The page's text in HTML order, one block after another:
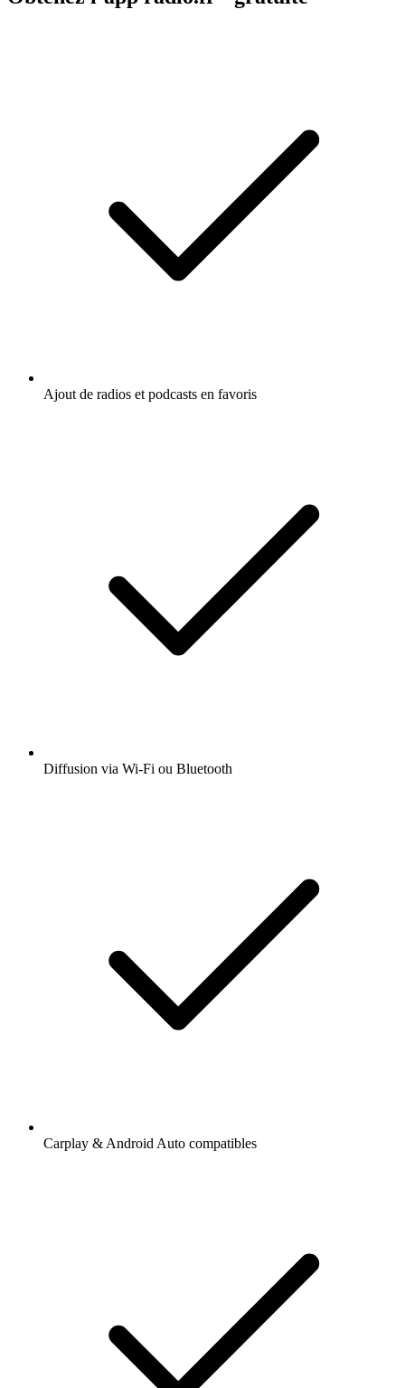
Ajout de radios et podcasts en favoris
Diffusion via Wi-Fi ou Bluetooth
Carplay & Android Auto compatibles